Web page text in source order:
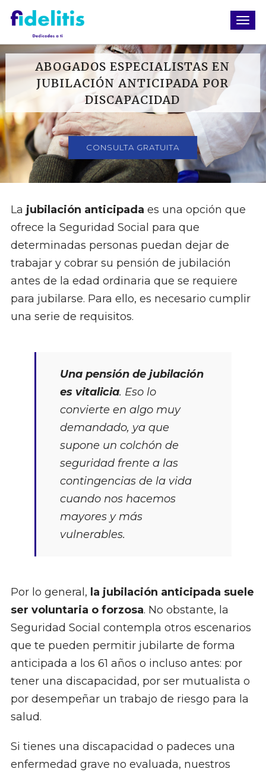
ABOGADOS ESPECIALISTAS EN
JUBILACIÓN ANTICIPADA POR
DISCAPACIDAD
CONSULTA GRATUITA
La jubilación anticipada es una opción que
ofrece la Seguridad Social para que
determinadas personas puedan dejar de
trabajar y cobrar su pensión de jubilación
antes de la edad ordinaria que se requiere
para jubilarse. Para ello, es necesario cumplir
una serie de requisitos.
Una pensión de jubilación
es vitalicia. Eso lo
convierte en algo muy
demandado, ya que
supone un colchón de
seguridad frente a las
contingencias de la vida
cuando nos hacemos
mayores y más
vulnerables.
Por lo general, la jubilación anticipada suele
ser voluntaria o forzosa. No obstante, la
Seguridad Social contempla otros escenarios
que te pueden permitir jubilarte de forma
anticipada a los 61 años o incluso antes: por
tener una discapacidad, por ser mutualista o
por desempeñar un trabajo de riesgo para la
salud.
Si tienes una discapacidad o padeces una
enfermedad grave no evaluada, nuestros